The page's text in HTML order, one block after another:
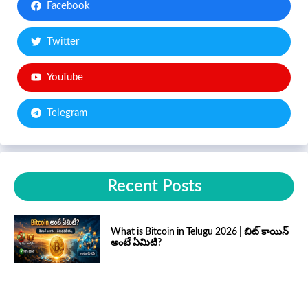
Facebook
Twitter
YouTube
Telegram
Recent Posts
What is Bitcoin in Telugu 2026 | బిట్ కాయిన్
అంటే ఏమిటి?